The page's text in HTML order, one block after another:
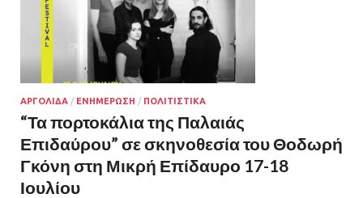
ΑΡΓΟΛΙΔΑ / ΕΝΗΜΕΡΩΣΗ / ΠΟΛΙΤΙΣΤΙΚΑ
“Τα πορτοκάλια της Παλαιάς
Επιδαύρου” σε σκηνοθεσία του Θοδωρή
Γκόνη στη Μικρή Επίδαυρο 17-18
Ιουλίου